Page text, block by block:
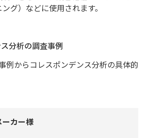
グ）などに使用されます。
分析の調査事例
例からコレスポンデンス分析の具体的
カー様